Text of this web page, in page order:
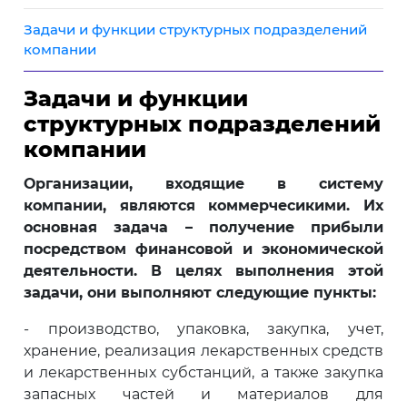
Задачи и функции структурных подразделений
компании
Задачи и функции
структурных подразделений
компании
Организации, входящие в систему
компании, являются коммерчесикими. Их
основная задача – получение прибыли
посредством финансовой и экономической
деятельности. В целях выполнения этой
задачи, они выполняют следующие пункты:
- производство, упаковка, закупка, учет,
хранение, реализация лекарственных средств
и лекарственных субстанций, а также закупка
запасных частей и материалов для